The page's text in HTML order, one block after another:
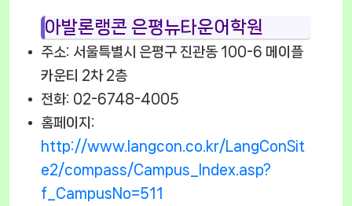
아발론랭콘 은평뉴타운어학원
주소: 서울특별시 은평구 진관동 100-6 메이플
카운티 2차 2층
전화: 02-6748-4005
홈페이지:
http://www.langcon.co.kr/LangConSit
e2/compass/Campus_Index.asp?
f_CampusNo=511